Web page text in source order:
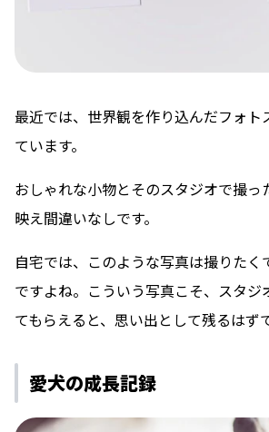
最近では、世界観を作り込んだフォト
ています。
おしゃれな小物とそのスタジオで撮っ
映え間違いなしです。
自宅では、このような写真は撮りたく
ですよね。こういう写真こそ、スタジ
てもらえると、思い出として残るはず
愛犬の成長記録